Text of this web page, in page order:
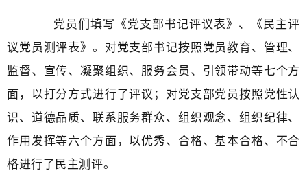
党员们填写《党支部书记评议表》、《民主评
议党员测评表》。 对党支部书记按照党员教育、管理、
监督、宣传、凝聚组织、服务会员、引领带动等七个方
面，以打分方式进行了评议； 对党支部党员按照党性认
识、道德品质、联系服务群众、组织观念、组织纪律、
作用发挥等六个方面，以优秀、合格、基本合格、不合
格进行了民主测评。